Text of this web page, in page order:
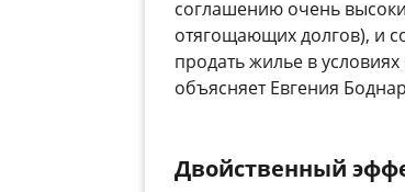
соглашению очень
отягощающих долгов), и
продать жилье в
объясняет Евгения
Двойственный